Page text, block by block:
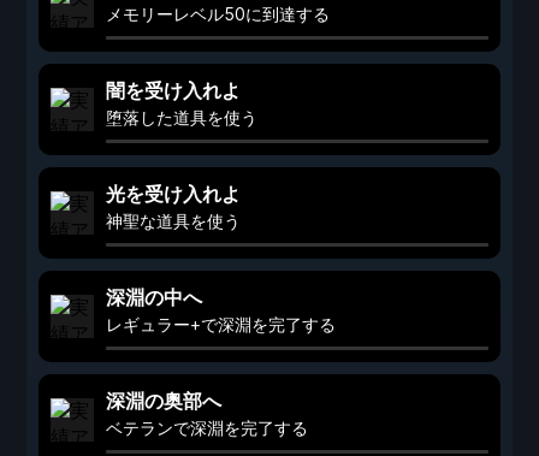
メモリーレベル50に到達する
闇を受け入れよ
堕落した道具を使う
光を受け入れよ
神聖な道具を使う
深淵の中へ
レギュラー+で深淵を完了する
深淵の奥部へ
ベテランで深淵を完了する